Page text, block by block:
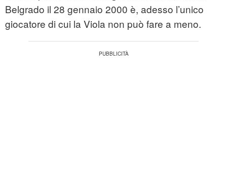
Belgrado il 28 gennaio 2000 è, adesso l’unico
giocatore di cui la Viola non può fare a meno.